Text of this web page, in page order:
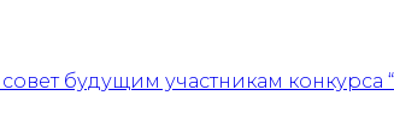
будущим участникам конкурса